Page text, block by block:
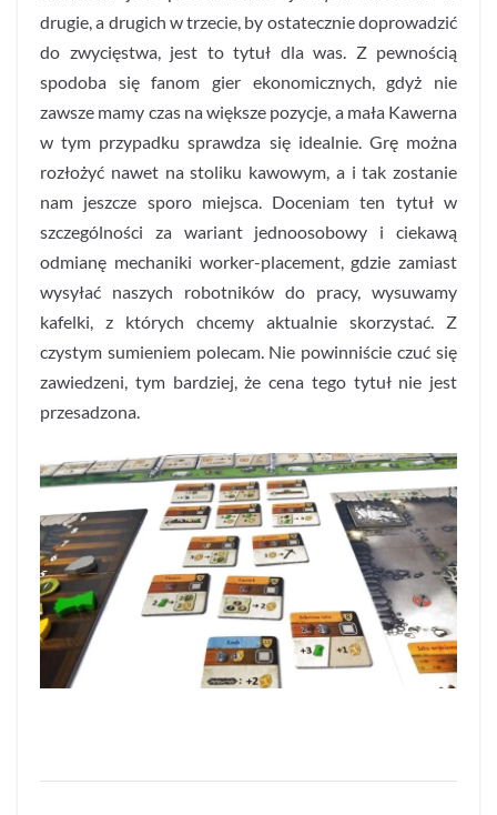
drugie, a drugich w trzecie, by ostatecznie doprowadzić
do zwycięstwa, jest to tytuł dla was. Z pewnością
spodoba się fanom gier ekonomicznych, gdyż nie
zawsze mamy czas na większe pozycje, a mała Kawerna
w tym przypadku sprawdza się idealnie. Grę można
rozłożyć nawet na stoliku kawowym, a i tak zostanie
nam jeszcze sporo miejsca. Doceniam ten tytuł w
szczególności za wariant jednoosobowy i ciekawą
odmianę mechaniki worker-placement, gdzie zamiast
wysyłać naszych robotników do pracy, wysuwamy
kafelki, z których chcemy aktualnie skorzystać. Z
czystym sumieniem polecam. Nie powinniście czuć się
zawiedzeni, tym bardziej, że cena tego tytuł nie jest
przesadzona.